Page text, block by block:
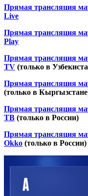
Прямая трансляция
Live
Прямая трансляция
Play
Прямая трансляция
TV (только в
Прямая трансляция
(только в
Прямая трансляция
ТВ (только в России)
Прямая трансляция
Okko (только в России)